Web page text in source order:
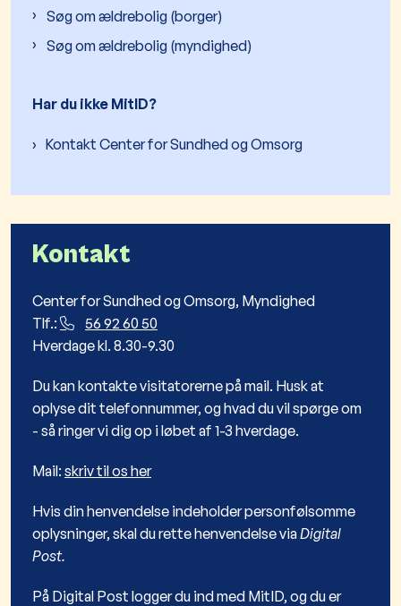
Søg om ældrebolig (borger)
Søg om ældrebolig (myndighed)
Har du ikke MitID?
Kontakt Center for Sundhed og Omsorg
Kontakt
Center for Sundhed og Omsorg, Myndighed
Tlf.:
56 92 60 50
Hverdage kl. 8.30-9.30
Du kan kontakte visitatorerne på mail. Husk at
oplyse dit telefonnummer, og hvad du vil spørge om
- så ringer vi dig op i løbet af 1-3 hverdage.
Mail: skriv til os her
Hvis din henvendelse indeholder personfølsomme
oplysninger, skal du rette henvendelse viaDigital
Post.
På Digital Post logger du ind med MitID, og du er